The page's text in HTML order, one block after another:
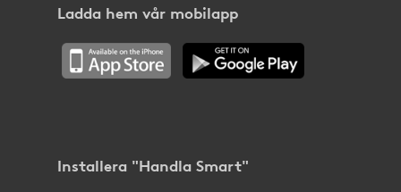
Ladda hem vår mobilapp
Installera "Handla Smart"